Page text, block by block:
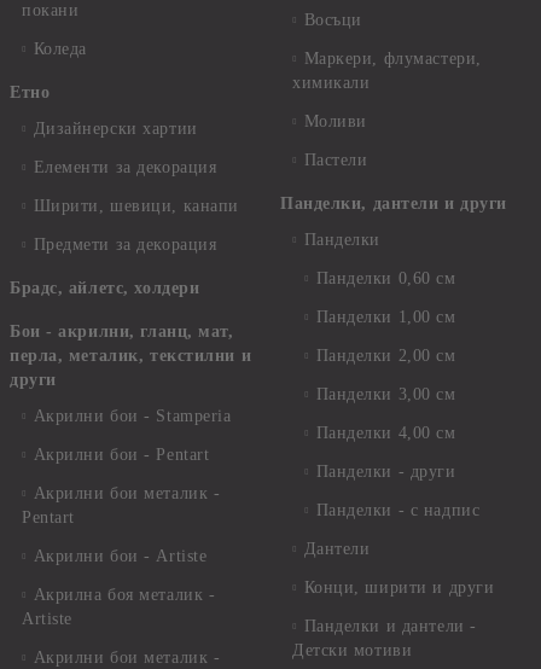
покани
Коледа
Етно
Дизайнерски хартии
Елементи за декорация
Ширити, шевици, канапи
Предмети за декорация
Брадс, айлетс, холдери
Бои - акрилни, гланц, мат,
перла, металик, текстилни и
други
Акрилни бои - Stamperia
Акрилни бои - Pentart
Акрилни бои металик -
Pentart
Акрилни бои - Artiste
Акрилна боя металик -
Artiste
Акрилни бои металик -
Восъци
Маркери, флумастери,
химикали
Моливи
Пастели
Панделки, дантели и други
Панделки
Панделки 0,60 см
Панделки 1,00 см
Панделки 2,00 см
Панделки 3,00 см
Панделки 4,00 см
Панделки - други
Панделки - с надпис
Дантели
Конци, ширити и други
Панделки и дантели -
Детски мотиви